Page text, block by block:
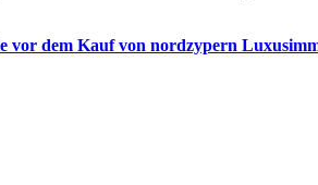
vor dem Kauf von nordzypern